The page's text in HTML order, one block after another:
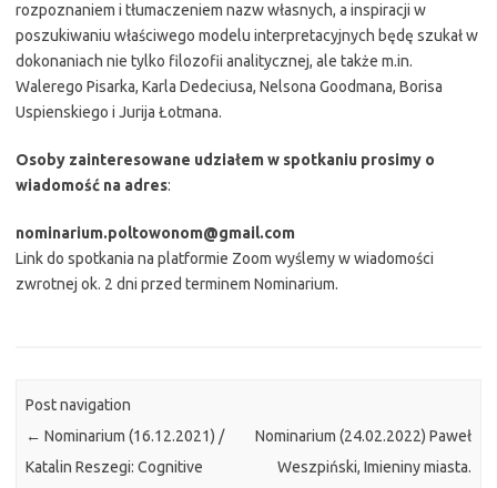
rozpoznaniem i tłumaczeniem nazw własnych, a inspiracji w
poszukiwaniu właściwego modelu interpretacyjnych będę szukał w
dokonaniach nie tylko filozofii analitycznej, ale także m.in.
Walerego Pisarka, Karla Dedeciusa, Nelsona Goodmana, Borisa
Uspienskiego i Jurija Łotmana.
Osoby zainteresowane udziałem w spotkaniu prosimy o
wiadomość na adres:
nominarium.poltowonom@gmail.com
Link do spotkania na platformie Zoom wyślemy w wiadomości
zwrotnej ok. 2 dni przed terminem Nominarium.
Post navigation
← Nominarium (16.12.2021) /
Katalin Reszegi: Cognitive
Nominarium (24.02.2022) Paweł
Weszpiński, Imieniny miasta.